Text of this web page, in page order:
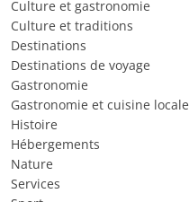
Culture et gastronomie
Culture et traditions
Destinations
Destinations de voyage
Gastronomie
Gastronomie et cuisine locale
Histoire
Hébergements
Nature
Services